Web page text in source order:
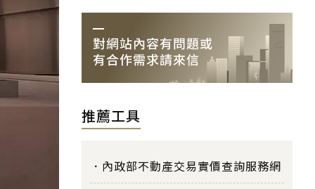
推薦工具
內政部不動產交易實價查詢服務網